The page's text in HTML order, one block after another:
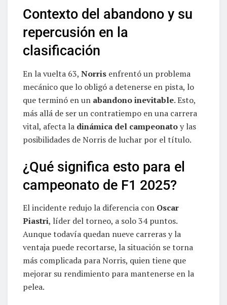
Contexto del abandono y su
repercusión en la
clasificación
En la vuelta 63, Norris enfrentó un problema
mecánico que lo obligó a detenerse en pista, lo
que terminó en un abandono inevitable. Esto,
más allá de ser un contratiempo en una carrera
vital, afecta la dinámica del campeonatoy las
posibilidades de Norris de luchar por el título.
¿Qué significa esto para el
campeonato de F1 2025?
El incidente redujo la diferencia con Oscar
Piastri, líder del torneo, a solo 34 puntos.
Aunque todavía quedan nueve carreras y la
ventaja puede recortarse, la situación se torna
más complicada para Norris, quien tiene que
mejorar su rendimiento para mantenerse en la
pelea.